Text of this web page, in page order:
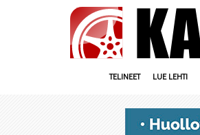
TELINEET LUE LEHTI